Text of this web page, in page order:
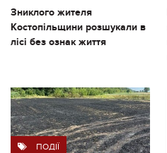
Зниклого жителя
Костопільщини розшукали в
лісі без ознак життя
ПОДІЇ